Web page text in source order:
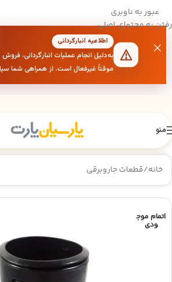
عبور به ناوبری
رفتن به محتوای اصلی
اطلاعیه انبارگردانی
به‌دلیل انجام عملیات انبارگردانی،
موقتاً غیرفعال است. از همراهی شما
منو
خانه/قطعات جاروبرقی
اتمام موج
ودی